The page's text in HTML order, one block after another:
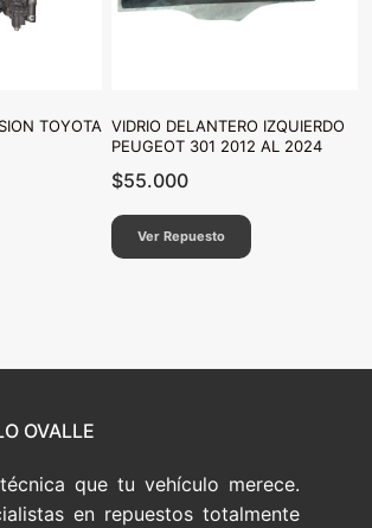
TOYOTA VIDRIO DELANTERO IZQUIERDO
PEUGEOT 301 2012 AL 2024
$55.000
Ver Repuesto
OVALLE
que tu vehículo merece.
en repuestos totalmente